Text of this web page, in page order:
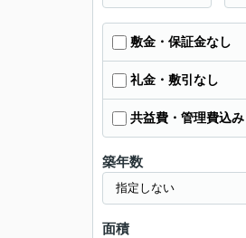
敷金・保証金なし
礼金・敷引なし
共益費・管理費込み
築年数
面積